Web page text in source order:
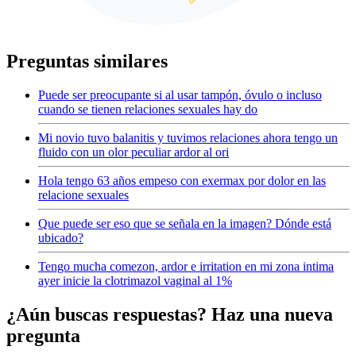
Preguntas similares
Puede ser preocupante si al usar tampón, óvulo o incluso
cuando se tienen relaciones sexuales hay do
Mi novio tuvo balanitis y tuvimos relaciones ahora tengo un
fluido con un olor peculiar ardor al ori
Hola tengo 63 años empeso con exermax por dolor en las
relacione sexuales
Que puede ser eso que se señala en la imagen? Dónde está
ubicado?
Tengo mucha comezon, ardor e irritation en mi zona intima
ayer inicie la clotrimazol vaginal al 1%
¿Aún buscas respuestas? Haz una nueva
pregunta